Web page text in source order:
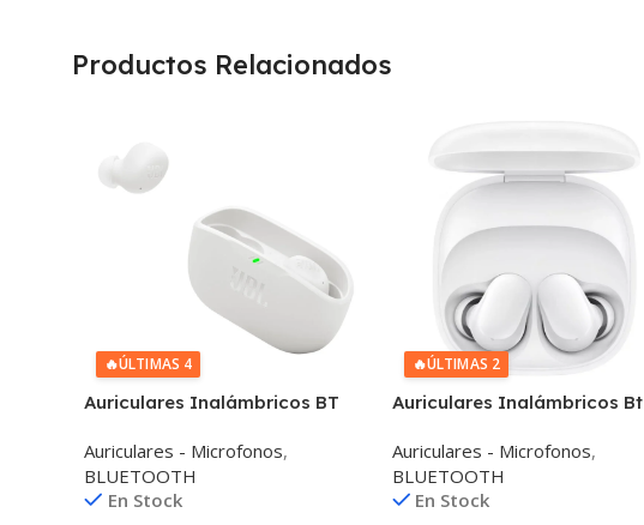
Productos Relacionados
🔥ÚLTIMAS 4
Auriculares Inalámbricos BT
Llamadas
Auriculares - Microfonos,
BLUETOOTH
En Stock
🔥ÚLTIMAS 2
Auriculares Inalámbricos Bt
10mm
Auriculares - Microfonos,
BLUETOOTH
En Stock